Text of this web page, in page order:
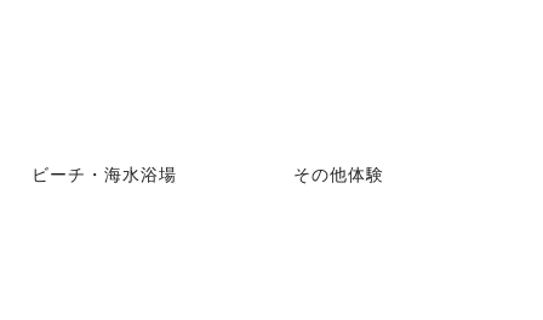
ビーチ・海水浴場 その他体験